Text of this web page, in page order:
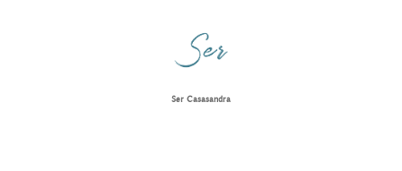
Ser Casasandra